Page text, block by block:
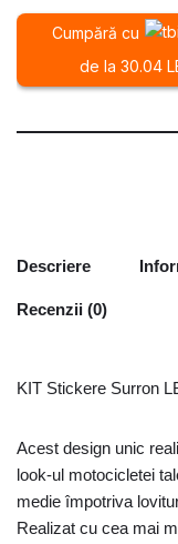
Cumpără cu
de la 30.04
Descriere
Recenzii (0)
KIT Stickere Surron
Acest design unic
look-ul motocicletei
medie împotriva
Realizat cu cea mai